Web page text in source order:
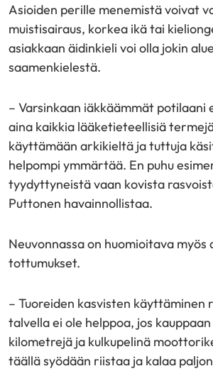
Asioiden perille menemistä voivat
muistisairaus, korkea ikä tai
asiakkaan äidinkieli voi olla jokin
saamenkielestä.
– Varsinkaan iäkkäämmät potilaani
aina kaikkia lääketieteellisiä
käyttämään arkikieltä ja tuttuja
helpompi ymmärtää. En puhu
tyydyttyneistä vaan kovista
Puttonen havainnollistaa.
Neuvonnassa on huomioitava myös
tottumukset.
– Tuoreiden kasvisten käyttäminen
talvella ei ole helppoa, jos
kilometrejä ja kulkupelinä
täällä syödään riistaa ja kalaa